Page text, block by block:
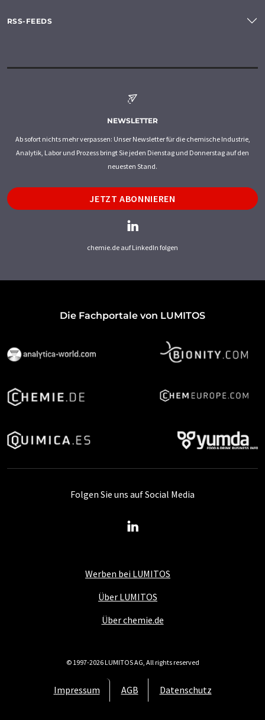
RSS-FEEDS
NEWSLETTER
Ab sofort nichts mehr verpassen: Unser Newsletter für die chemische Industrie,
Analytik, Labor und Prozess bringt Sie jeden Dienstag und Donnerstag auf den
neuesten Stand.
JETZT ABONNIEREN
chemie.de auf LinkedIn folgen
Die Fachportale von LUMITOS
Werben bei LUMITOS
Über LUMITOS
Über chemie.de
Impressum AGB Datenschutz
Folgen Sie uns auf Social Media
© 1997-2026 LUMITOS AG, All rights reserved